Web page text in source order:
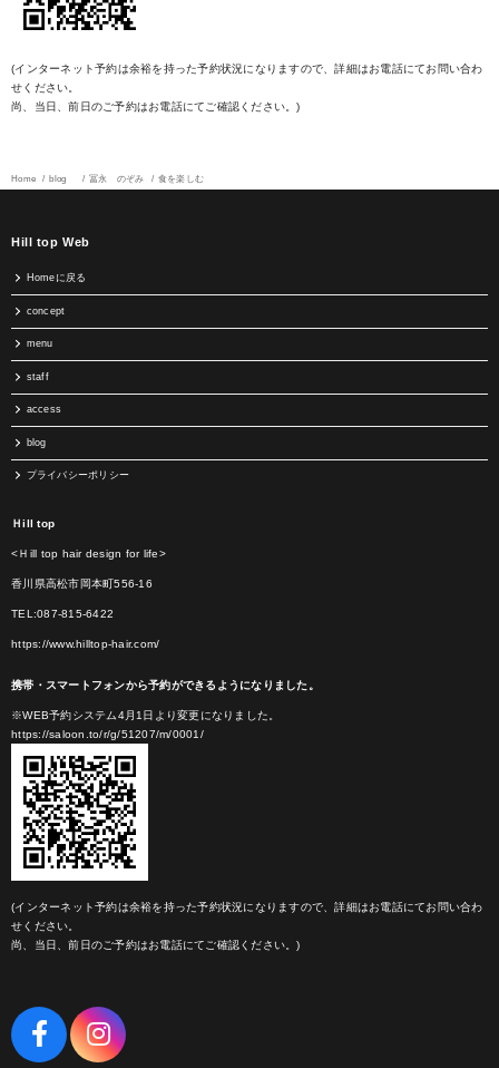
(インターネット予約は余裕を持った予約状況になりますので、詳細はお電話にてお問い合わ
せください。
尚、当日、前日のご予約はお電話にてご確認ください。)
Home blog 冨永 のぞみ 食を楽しむ
Hill top Web
Homeに戻る
concept
menu
staff
access
blog
プライバシーポリシー
Ｈill top
<Ｈill top hair design for life>
香川県高松市岡本町556-16
TEL:087-815-6422
https://www.hilltop-hair.com/
携帯・スマートフォンから予約ができるようになりました。
※WEB予約システム4月1日より変更になりました。
https://saloon.to/r/g/51207/m/0001/
(インターネット予約は余裕を持った予約状況になりますので、詳細はお電話にてお問い合わ
せください。
尚、当日、前日のご予約はお電話にてご確認ください。)